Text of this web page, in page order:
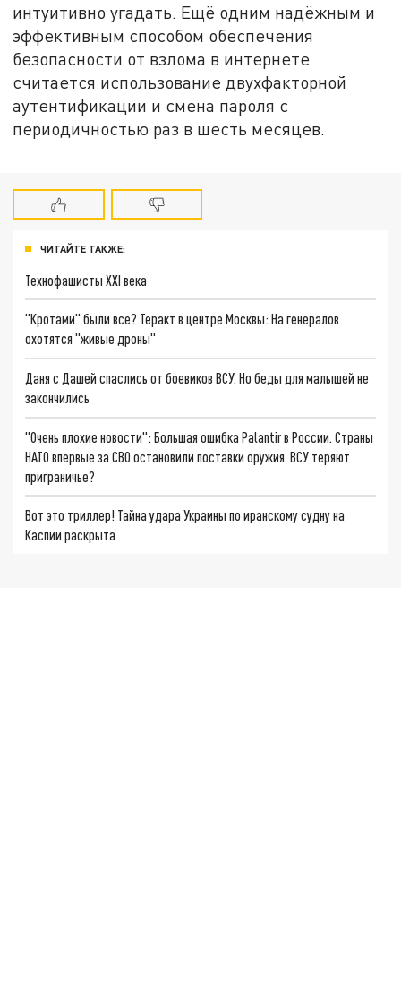
интуитивно угадать. Ещё одним надёжным и
эффективным способом обеспечения
безопасности от взлома в интернете
считается использование двухфакторной
аутентификации и смена пароля с
периодичностью раз в шесть месяцев.
ЧИТАЙТЕ ТАКЖЕ:
Технофашисты XXI века
"Кротами" были все? Теракт в центре Москвы: На генералов
охотятся "живые дроны"
Даня с Дашей спаслись от боевиков ВСУ. Но беды для малышей не
закончились
"Очень плохие новости": Большая ошибка Palantir в России. Страны
НАТО впервые за СВО остановили поставки оружия. ВСУ теряют
приграничье?
Вот это триллер! Тайна удара Украины по иранскому судну на
Каспии раскрыта